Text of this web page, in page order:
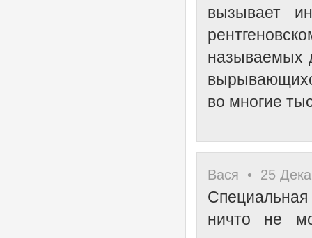
вызывает
называемых
во многие
Вася • 25
Специальная
ничто не